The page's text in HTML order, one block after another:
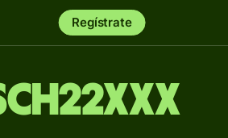
Regístrate